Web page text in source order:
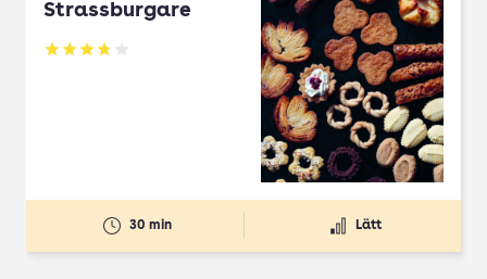
Strassburgare
Betyg: 3.78 av 5
30 min Lätt